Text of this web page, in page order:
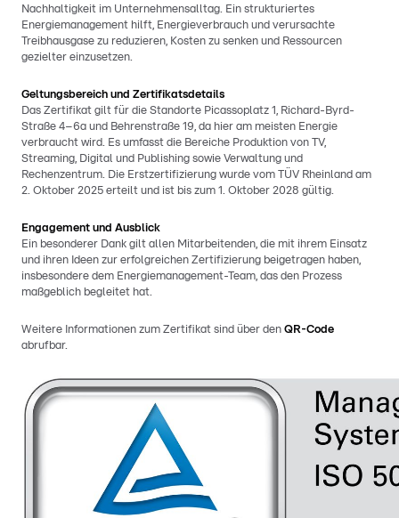
Nachhaltigkeit im Unternehmensalltag. Ein strukturiertes
Energiemanagement hilft, Energieverbrauch und verursachte
Treibhausgase zu reduzieren, Kosten zu senken und Ressourcen
gezielter einzusetzen.
Geltungsbereich und Zertifikatsdetails
Das Zertifikat gilt für die Standorte Picassoplatz 1, Richard-Byrd-
Straße 4–6a und Behrenstraße 19, da hier am meisten Energie
verbraucht wird. Es umfasst die Bereiche Produktion von TV,
Streaming, Digital und Publishing sowie Verwaltung und
Rechenzentrum. Die Erstzertifizierung wurde vom TÜV Rheinland am
2. Oktober 2025 erteilt und ist bis zum 1. Oktober 2028 gültig.
Engagement und Ausblick
Ein besonderer Dank gilt allen Mitarbeitenden, die mit ihrem Einsatz
und ihren Ideen zur erfolgreichen Zertifizierung beigetragen haben,
insbesondere dem Energiemanagement-Team, das den Prozess
maßgeblich begleitet hat.
Weitere Informationen zum Zertifikat sind über den QR-Code
abrufbar.